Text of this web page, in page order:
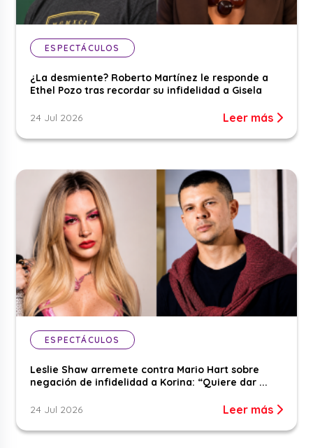
ESPECTÁCULOS
¿La desmiente? Roberto Martínez le responde a
Ethel Pozo tras recordar su infidelidad a Gisela
24 Jul 2026 Leer más
ESPECTÁCULOS
Leslie Shaw arremete contra Mario Hart sobre
negación de infidelidad a Korina: “Quiere dar ...
24 Jul 2026 Leer más